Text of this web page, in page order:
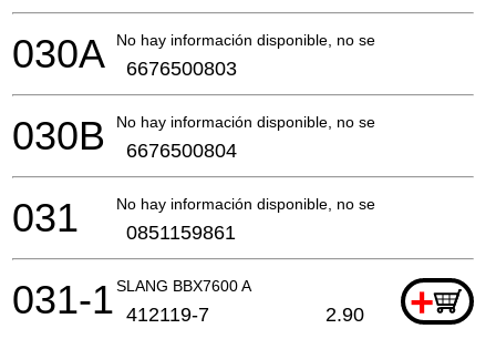
No hay información disponible, no se puede pedir
030A 6676500803
No hay información disponible, no se puede pedir
030B 6676500804
No hay información disponible, no se puede pedir
031 0851159861
SLANG BBX7600 A +
031-1 412119-7 2.90